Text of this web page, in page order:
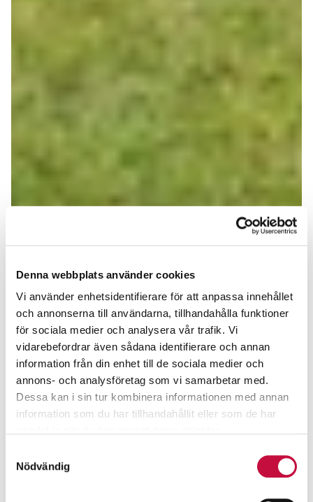
Denna webbplats använder cookies
Vi använder enhetsidentifierare för att anpassa innehållet
och annonserna till användarna, tillhandahålla funktioner
för sociala medier och analysera vår trafik. Vi
vidarebefordrar även sådana identifierare och annan
information från din enhet till de sociala medier och
annons- och analysföretag som vi samarbetar med.
Dessa kan i sin tur kombinera informationen med annan
information som du har tillhandahållit eller som de har
Nödvändig